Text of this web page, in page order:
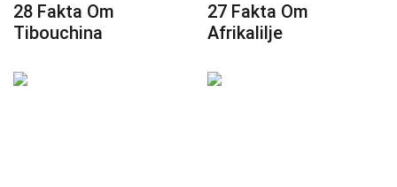
28 Fakta Om
Tibouchina
27 Fakta Om
Afrikalilje